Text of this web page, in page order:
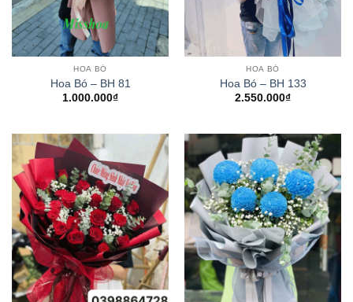
HOA BÓ
Hoa Bó – BH 81
1.000.000₫
HOA BÓ
Hoa Bó – BH 133
2.550.000₫